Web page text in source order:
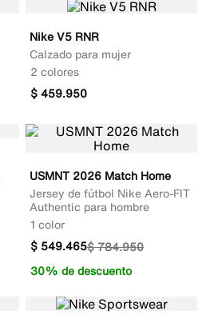
Nike V5 RNR
Calzado para mujer
2 colores
$459.950
USMNT 2026 Match Home
Jersey de fútbol Nike Aero-FIT
Authentic para hombre
1 color
$784.950
$ 549.465
30% de descuento